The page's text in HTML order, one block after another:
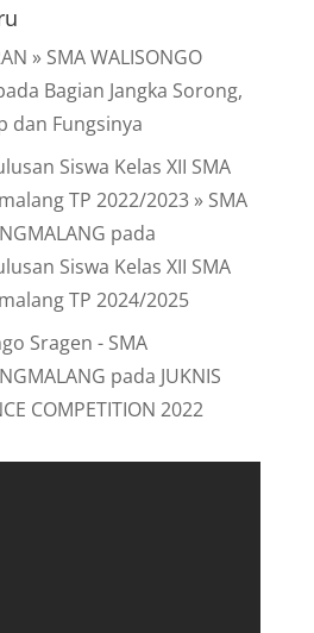
» SMA WALISONGO
Bagian Jangka Sorong,
dan Fungsinya
Siswa Kelas XII SMA
TP 2022/2023 » SMA
pada
Siswa Kelas XII SMA
TP 2024/2025
Sragen - SMA
pada JUKNIS
COMPETITION 2022